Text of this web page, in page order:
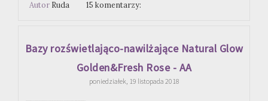
Autor Ruda 15 komentarzy:
Bazy rozświetlająco-nawilżające Natural Glow
Golden&Fresh Rose - AA
poniedziałek, 19 listopada 2018